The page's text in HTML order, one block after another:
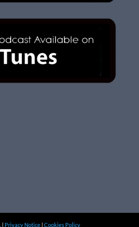
| Privacy Notice| Cookies Policy